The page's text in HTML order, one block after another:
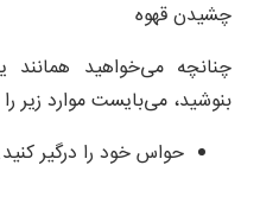
چشیدن قهوه
چنانچه می‌خواهید
بنوشید، می‌بایست موارد زیر
حواس خود را درگیر